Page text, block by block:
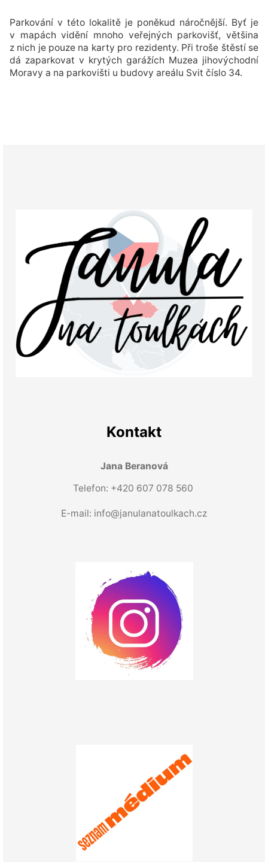
Parkování v této lokalitě je poněkud náročnější. Byť je
v mapách vidění mnoho veřejných parkovišť, většina
z nich je pouze na karty pro rezidenty. Při troše štěstí se
dá zaparkovat v krytých garážích Muzea jihovýchodní
Moravy a na parkovišti u budovy areálu Svit číslo 34.
Kontakt
Jana Beranová
Telefon: +420 607 078 560
E-mail: info@janulanatoulkach.cz